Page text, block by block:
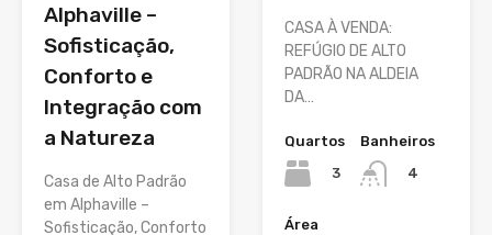
Alphaville –
Sofisticação,
Conforto e
Integração com
a Natureza
Casa de Alto Padrão
em Alphaville –
Sofisticação, Conforto
CASA À VENDA:
REFÚGIO DE ALTO
PADRÃO NA ALDEIA
DA…
Quartos
3
Banheiros
4
Área